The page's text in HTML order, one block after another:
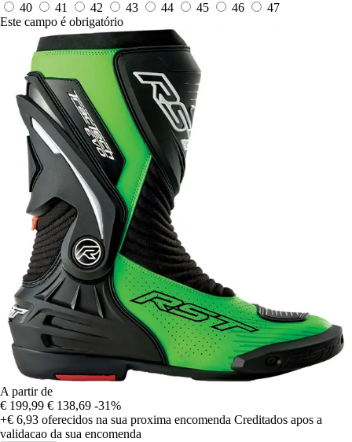
40
41 42 43 44 45 46
47
Este campo é obrigatório
A partir de
€ 199,99 € 138,69 -31%
+€ 6,93 oferecidos na sua proxima encomenda Creditados apos a
validacao da sua encomenda